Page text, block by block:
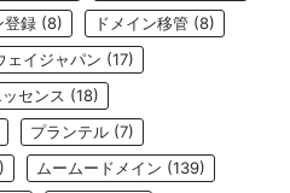
登録 (8) ドメイン移管 (8)
ェイジャパン (17)
センス (18)
プランテル (7)
ムームードメイン (139)